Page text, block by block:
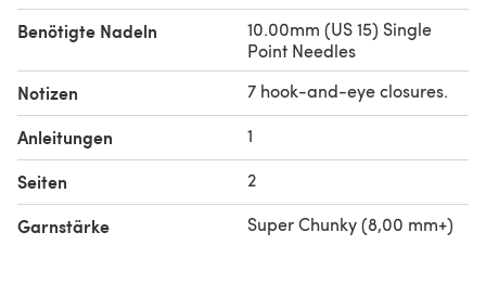
Benötigte Nadeln
10.00mm (US 15) Single
Point Needles
Notizen 7 hook-and-eye closures.
Anleitungen 1
Seiten 2
Garnstärke Super Chunky (8,00 mm+)